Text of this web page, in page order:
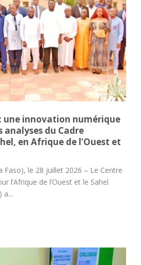
: une innovation numérique
analyses du Cadre
en Afrique de l’Ouest et
Faso), le 28 juillet 2026 – Le Centre
l’Afrique de l’Ouest et le Sahel
a...